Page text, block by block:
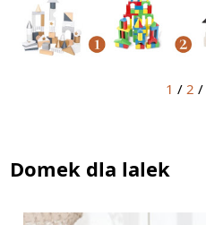
1 / 2 /
Domek dla lalek